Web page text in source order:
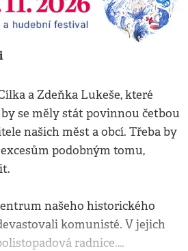
a Zdeňka Lukeše, které
se měly stát povinnou četbou
našich měst a obcí. Třeba by
podobným tomu,
našeho historického
komunisté. V jejich
radnice.…